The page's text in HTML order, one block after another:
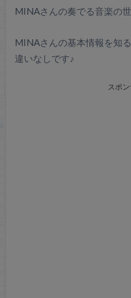
MINAさんの奏でる音楽の
MINAさんの基本情報を知
違いなしです♪
スポ